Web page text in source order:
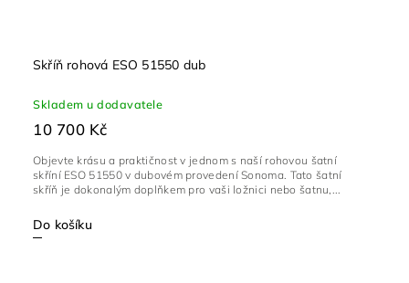
Skříň rohová ESO 51550 dub
Skladem u dodavatele
10 700 Kč
Do košíku
Objevte krásu a praktičnost v jednom s naší rohovou šatní
skříní ESO 51550 v dubovém provedení Sonoma. Tato šatní
skříň je dokonalým doplňkem pro vaši ložnici nebo šatnu,...